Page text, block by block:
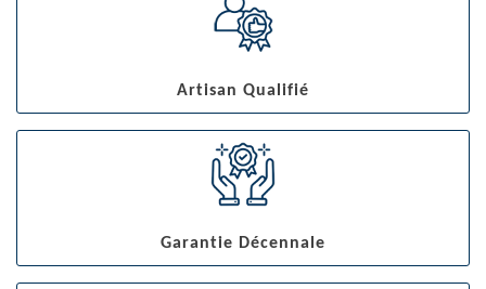
Artisan Qualifié
Garantie Décennale